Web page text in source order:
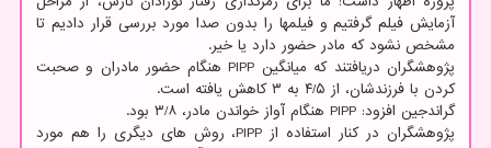
آزمایش فیلم گرفتیم و فیلمها را بدون صدا مورد بررسی قرار دادیم تا
مشخص نشود که مادر حضور دارد یا خیر.
پژوهشگران دریافتند که میانگین PIPP هنگام حضور مادران و صحبت
کردن با فرزندشان، از ۴/۵ به ۳ کاهش یافته است.
گراندجین افزود: PIPP هنگام آواز خواندن مادر، ۳/۸ بود.
پژوهشگران در کنار استفاده از PIPP، روش های دیگری را هم مورد